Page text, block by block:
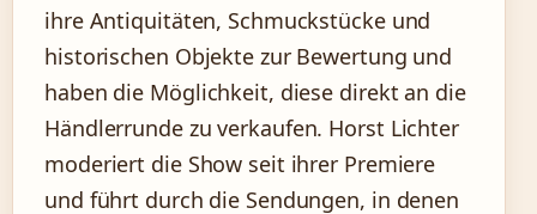
ihre Antiquitäten, Schmuckstücke und
historischen Objekte zur Bewertung und
haben die Möglichkeit, diese direkt an die
Händlerrunde zu verkaufen. Horst Lichter
moderiert die Show seit ihrer Premiere
und führt durch die Sendungen, in denen